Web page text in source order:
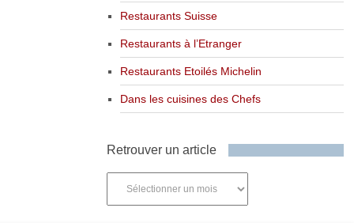
Restaurants Suisse
Restaurants à l’Etranger
Restaurants Etoilés Michelin
Dans les cuisines des Chefs
Retrouver un article